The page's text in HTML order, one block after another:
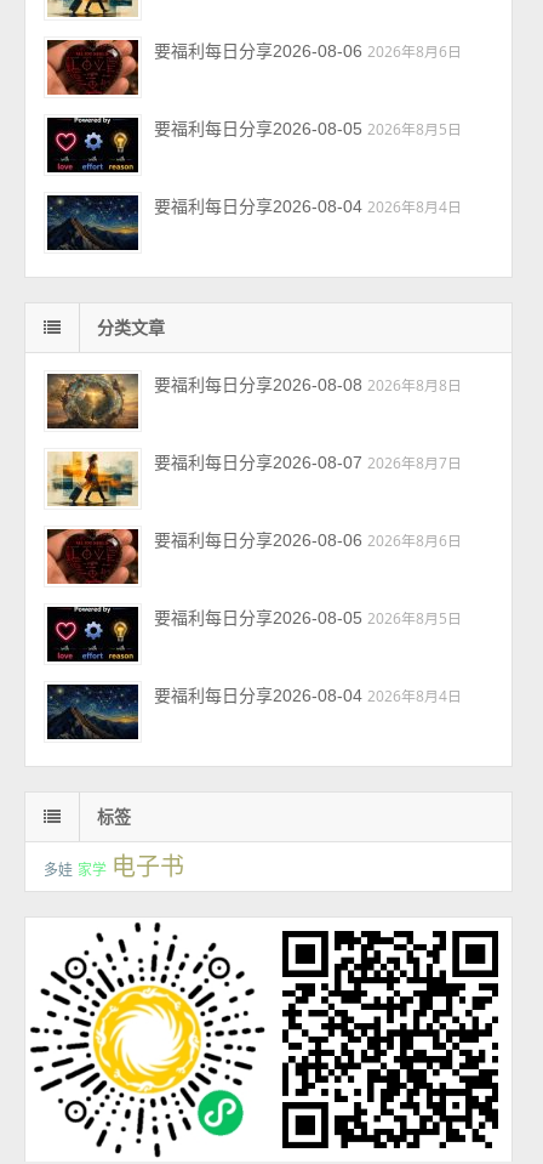
要福利每日分享2026-08-06 2026年8月6日
要福利每日分享2026-08-05 2026年8月5日
要福利每日分享2026-08-04 2026年8月4日
分类文章
要福利每日分享2026-08-08 2026年8月8日
要福利每日分享2026-08-07 2026年8月7日
要福利每日分享2026-08-06 2026年8月6日
要福利每日分享2026-08-05 2026年8月5日
要福利每日分享2026-08-04 2026年8月4日
标签
多娃 家学 电子书